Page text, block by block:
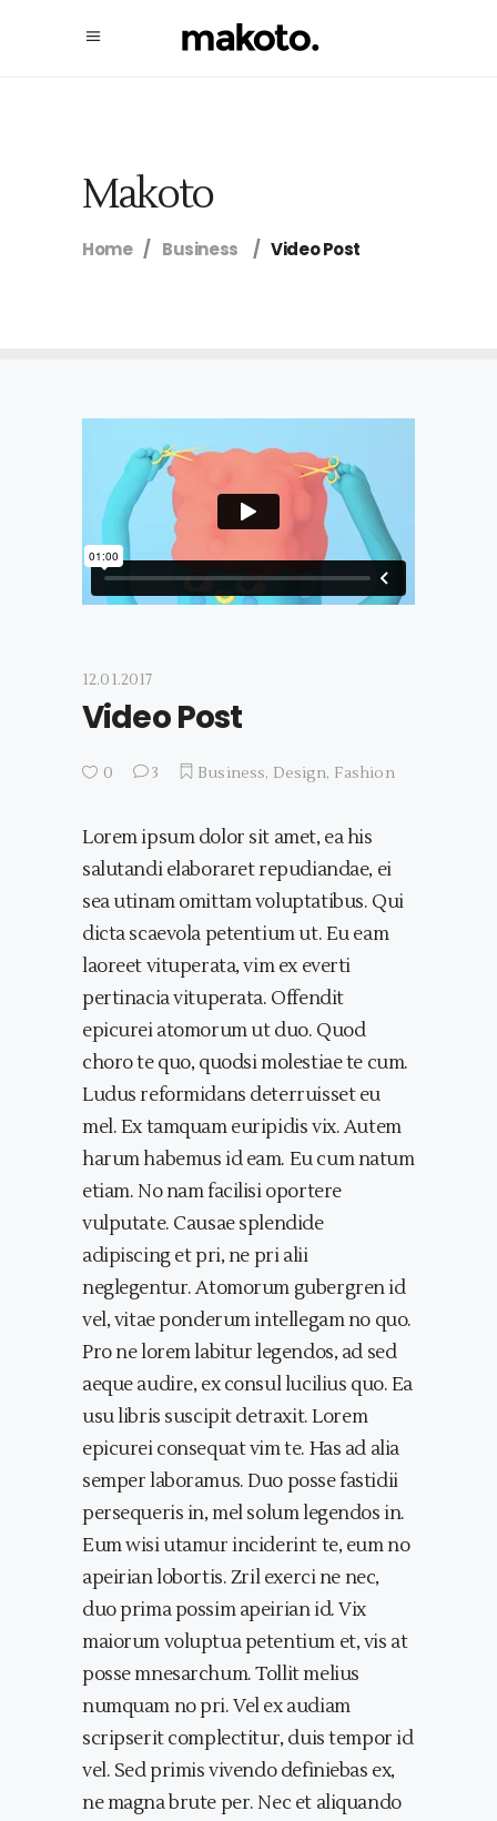
Makoto
Home / Business / Video Post
12.01.2017
Video Post
0 3 Business, Design, Fashion
Lorem ipsum dolor sit amet, ea his
salutandi elaboraret repudiandae, ei
sea utinam omittam voluptatibus. Qui
dicta scaevola petentium ut. Eu eam
laoreet vituperata, vim ex everti
pertinacia vituperata. Offendit
epicurei atomorum ut duo. Quod
choro te quo, quodsi molestiae te cum.
Ludus reformidans deterruisset eu
mel. Ex tamquam euripidis vix. Autem
harum habemus id eam. Eu cum natum
etiam. No nam facilisi oportere
vulputate. Causae splendide
adipiscing et pri, ne pri alii
neglegentur. Atomorum gubergren id
vel, vitae ponderum intellegam no quo.
Pro ne lorem labitur legendos, ad sed
aeque audire, ex consul lucilius quo. Ea
usu libris suscipit detraxit. Lorem
epicurei consequat vim te. Has ad alia
semper laboramus. Duo posse fastidii
persequeris in, mel solum legendos in.
Eum wisi utamur inciderint te, eum no
apeirian lobortis. Zril exerci ne nec,
duo prima possim apeirian id. Vix
maiorum voluptua petentium et, vis at
posse mnesarchum. Tollit melius
numquam no pri. Vel ex audiam
scripserit complectitur, duis tempor id
vel. Sed primis vivendo definiebas ex,
ne magna brute per. Nec et aliquando